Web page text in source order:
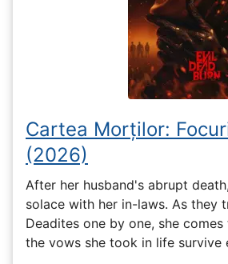
Cartea Morților:
(2026)
After her husband's abrupt
solace with her in-laws. As they
Deadites one by one, she
the vows she took in life survive